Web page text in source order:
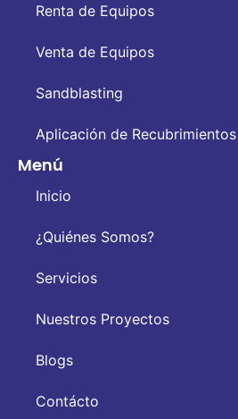
Renta de Equipos
Venta de Equipos
Sandblasting
Aplicación de
Menú
Inicio
¿Quiénes Somos?
Servicios
Nuestros Proyectos
Blogs
Contácto